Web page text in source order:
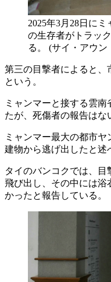
2025年3月28日に
の生存者がトラッ
る。 (サイ・アウン
第三の目撃者によると、
という。
ミャンマーと接する雲
たが、死傷者の報告はな
ミャンマー最大の都市
建物から逃げ出したと述
タイのバンコクでは、
飛び出し、その中には浴
かったと報告している。